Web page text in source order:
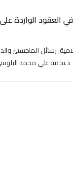
في العقود الواردة
,رسائل الماجستير
د.نجمة علي محمد